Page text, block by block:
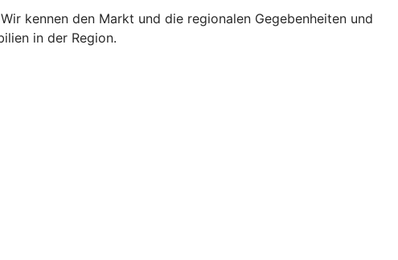
kennen den Markt und die regionalen Gegebenheiten und
in der Region.